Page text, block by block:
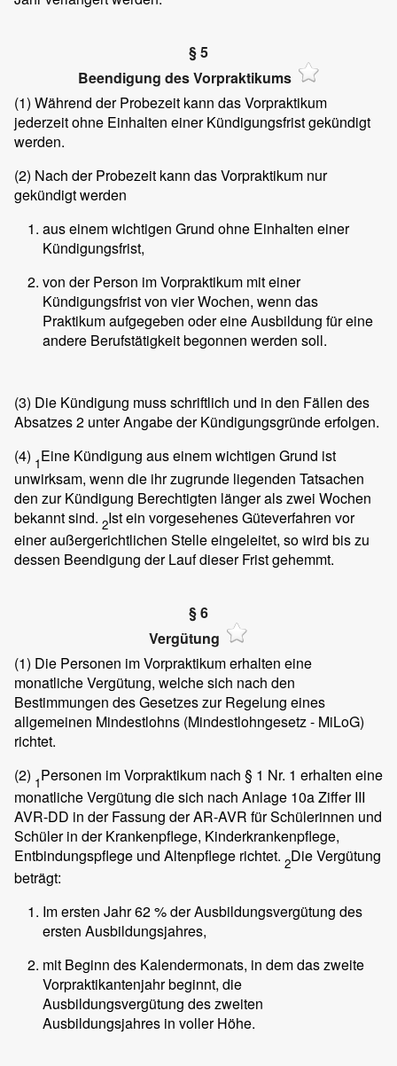
§ 5
Beendigung des Vorpraktikums
(1) Während der Probezeit kann das Vorpraktikum
jederzeit ohne Einhalten einer Kündigungsfrist gekündigt
werden.
(2) Nach der Probezeit kann das Vorpraktikum nur
gekündigt werden
aus einem wichtigen Grund ohne Einhalten einer
Kündigungsfrist,
von der Person im Vorpraktikum mit einer
Kündigungsfrist von vier Wochen, wenn das
Praktikum aufgegeben oder eine Ausbildung für eine
andere Berufstätigkeit begonnen werden soll.
(3) Die Kündigung muss schriftlich und in den Fällen des
Absatzes 2 unter Angabe der Kündigungsgründe erfolgen.
(4) 1Eine Kündigung aus einem wichtigen Grund ist
unwirksam, wenn die ihr zugrunde liegenden Tatsachen
den zur Kündigung Berechtigten länger als zwei Wochen
bekannt sind. 2Ist ein vorgesehenes Güteverfahren vor
einer außergerichtlichen Stelle eingeleitet, so wird bis zu
dessen Beendigung der Lauf dieser Frist gehemmt.
§ 6
Vergütung
(1) Die Personen im Vorpraktikum erhalten eine
monatliche Vergütung, welche sich nach den
Bestimmungen des Gesetzes zur Regelung eines
allgemeinen Mindestlohns (Mindestlohngesetz - MiLoG)
richtet.
(2) 1Personen im Vorpraktikum nach § 1 Nr. 1 erhalten eine
monatliche Vergütung die sich nach Anlage 10a Ziffer III
AVR-DD in der Fassung der AR-AVR für Schülerinnen und
Schüler in der Krankenpflege, Kinderkrankenpflege,
Entbindungspflege und Altenpflege richtet. 2Die Vergütung
beträgt:
Im ersten Jahr 62 % der Ausbildungsvergütung des
ersten Ausbildungsjahres,
mit Beginn des Kalendermonats, in dem das zweite
Vorpraktikantenjahr beginnt, die
Ausbildungsvergütung des zweiten
Ausbildungsjahres in voller Höhe.